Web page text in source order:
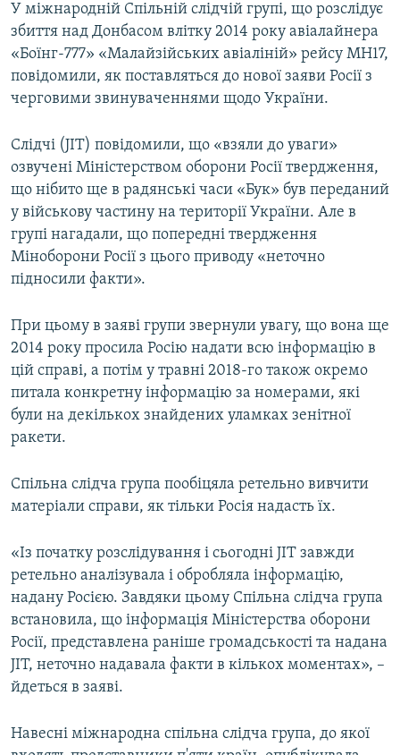
Усі сайти RFE/RL
У міжнародній Спільній слідчій групі, що розслідує
збиття над Донбасом влітку 2014 року авіалайнера
«Боїнг-777» «Малайзійських авіаліній» рейсу MH17,
повідомили, як поставляться до нової заяви Росії з
черговими звинуваченнями щодо України.
Слідчі (JIT) повідомили, що «взяли до уваги»
озвучені Міністерством оборони Росії твердження,
що нібито ще в радянські часи «Бук» був переданий
у військову частину на території України. Але в
групі нагадали, що попередні твердження
Міноборони Росії з цього приводу «неточно
підносили факти».
При цьому в заяві групи звернули увагу, що вона ще
2014 року просила Росію надати всю інформацію в
цій справі, а потім у травні 2018-го також окремо
питала конкретну інформацію за номерами, які
були на декількох знайдених уламках зенітної
ракети.
Спільна слідча група пообіцяла ретельно вивчити
матеріали справи, як тільки Росія надасть їх.
«Із початку розслідування і сьогодні JIT завжди
ретельно аналізувала і обробляла інформацію,
надану Росією. Завдяки цьому Спільна слідча група
встановила, що інформація Міністерства оборони
Росії, представлена раніше громадськості та надана
JIT, неточно надавала факти в кількох моментах», –
йдеться в заяві.
Навесні міжнародна спільна слідча група, до якої